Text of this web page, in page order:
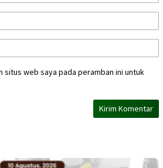
situs web saya pada peramban ini untuk